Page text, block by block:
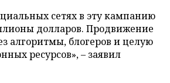
сетях в эту кампанию
долларов. Продвижение
алгоритмы, блогеров и целую
ресурсов», – заявил